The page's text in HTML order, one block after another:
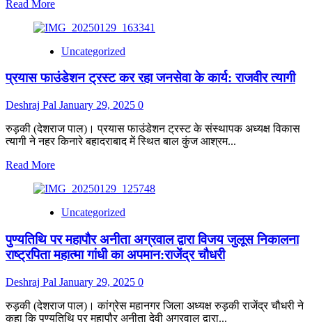
संग्राम
किया
Read MoreRead
about
त्रिवेंद्र
किया
बार
के
भवन
भूमि
Uncategorized
प्रयास फाउंडेशन ट्रस्ट कर रहा जनसेवा के कार्य: राजवीर त्यागी
Deshraj Pal January 29, 2025 0
रुड़की (देशराज पाल)। प्रयास फाउंडेशन ट्रस्ट के संस्थापक अध्यक्ष विकास
त्यागी ने नहर किनारे बहादराबाद में स्थित बाल कुंज आश्रम...
Read MoreRead
about
फाउंडेशन
कर
रहा
जनसेवा
के
कार्य:
राजवीर
त्यागी
Uncategorized
पुण्यतिथि पर महापौर अनीता अग्रवाल द्वारा विजय जुलूस निकालना
राष्ट्रपिता महात्मा गांधी का अपमान:राजेंद्र चौधरी
Deshraj Pal January 29, 2025 0
रुड़की (देशराज पाल)। कांग्रेस महानगर जिला अध्यक्ष रुड़की राजेंद्र चौधरी ने
कहा कि पुण्यतिथि पर महापौर अनीता देवी अग्रवाल द्वारा...